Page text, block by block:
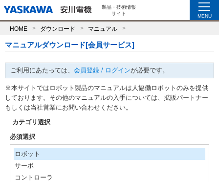
製品・技術情報
サイト
MENU
HOME ダウンロード マニュアル
マニュアルダウンロード[会員サービス]
ご利用にあたっては、 会員登録 / ログインが必要です。
※本サイトではロボット製品のマニュアルは人協働ロボットのみを提供
しております。その他のマニュアルの入手については、拡販パートナー
もしくは当社営業にお問い合わせください。
カテゴリ選択
必須選択
ロボット
サーボ
コントローラ